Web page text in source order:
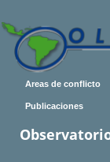
Areas de conflicto
Publicaciones